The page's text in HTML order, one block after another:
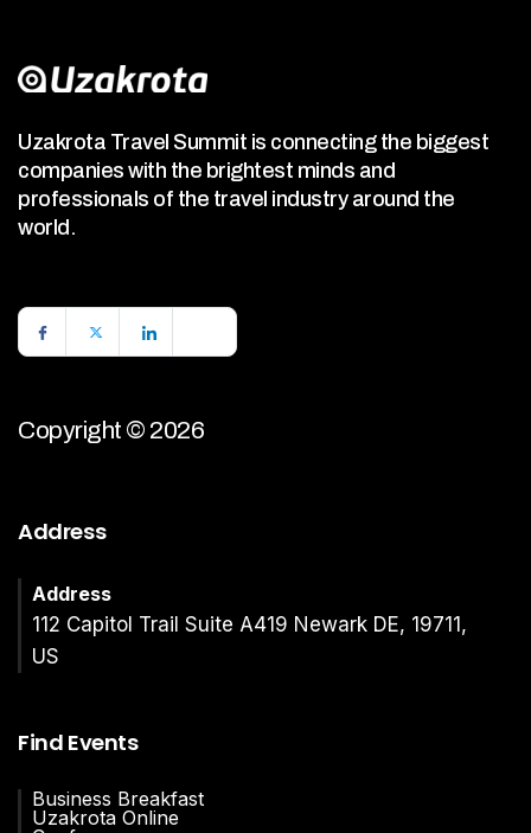
Uzakrota Travel Summit is connecting the biggest
companies with the brightest minds and
professionals of the travel industry around the
world.
Copyright © 2026
Address
Address
112 Capitol Trail Suite A419 Newark DE, 19711,
US
Find Events
Business Breakfast
Uzakrota Online